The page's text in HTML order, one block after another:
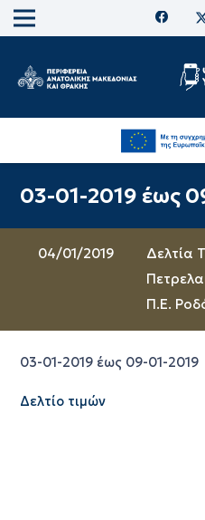
03-01-2019 έως
04/01/2019
Δελτία
Π.Ε.
03-01-2019 έως 09-01-2019
Δελτίο τιμών